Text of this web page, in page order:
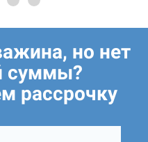
но нет
суммы?
рассрочку